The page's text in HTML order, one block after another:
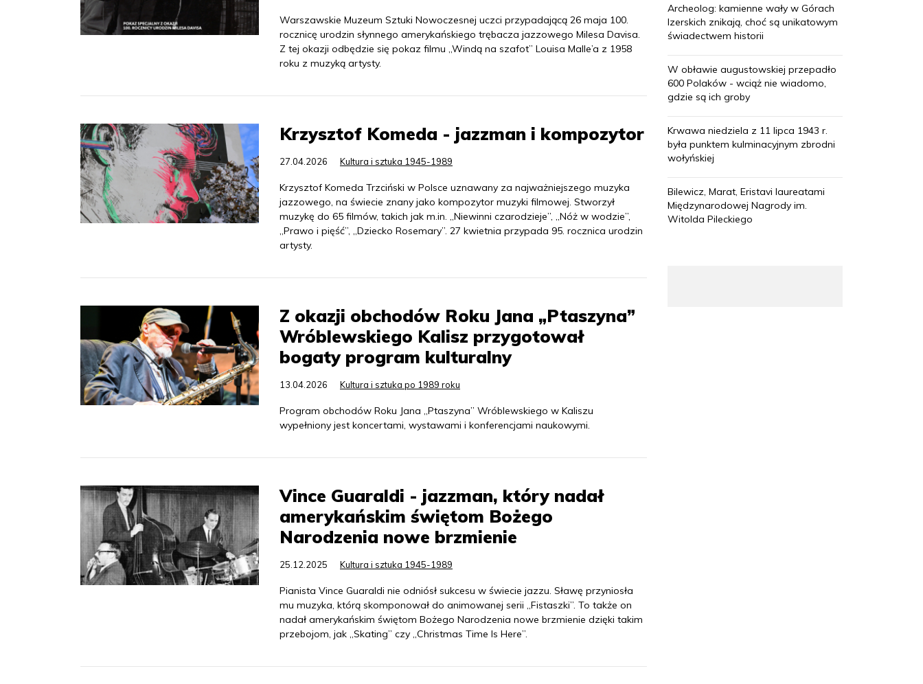
Warszawskie Muzeum Sztuki Nowoczesnej uczci przypadającą 26 maja 100.
rocznicę urodzin słynnego amerykańskiego trębacza jazzowego Milesa Davisa.
Z tej okazji odbędzie się pokaz filmu „Windą na szafot” Louisa Malle’a z 1958
roku z muzyką artysty.
Krzysztof Komeda - jazzman i kompozytor
27.04.2026 Kultura i sztuka 1945-1989
Krzysztof Komeda Trzciński w Polsce uznawany za najważniejszego muzyka
jazzowego, na świecie znany jako kompozytor muzyki filmowej. Stworzył
muzykę do 65 filmów, takich jak m.in. „Niewinni czarodzieje”, „Nóż w wodzie”,
„Prawo i pięść”, „Dziecko Rosemary”. 27 kwietnia przypada 95. rocznica urodzin
artysty.
Z okazji obchodów Roku Jana „Ptaszyna”
Wróblewskiego Kalisz przygotował
bogaty program kulturalny
13.04.2026 Kultura i sztuka po 1989 roku
Program obchodów Roku Jana „Ptaszyna” Wróblewskiego w Kaliszu
wypełniony jest koncertami, wystawami i konferencjami naukowymi.
Vince Guaraldi - jazzman, który nadał
amerykańskim świętom Bożego
Narodzenia nowe brzmienie
25.12.2025 Kultura i sztuka 1945-1989
Pianista Vince Guaraldi nie odniósł sukcesu w świecie jazzu. Sławę przyniosła
mu muzyka, którą skomponował do animowanej serii „Fistaszki”. To także on
nadał amerykańskim świętom Bożego Narodzenia nowe brzmienie dzięki takim
przebojom, jak „Skating” czy „Christmas Time Is Here”.
Archeolog: kamienne wały w Górach
Izerskich znikają, choć są unikatowym
świadectwem historii
W obławie augustowskiej przepadło
600 Polaków - wciąż nie wiadomo,
gdzie są ich groby
Krwawa niedziela z 11 lipca 1943 r.
była punktem kulminacyjnym zbrodni
wołyńskiej
Bilewicz, Marat, Eristavi laureatami
Międzynarodowej Nagrody im.
Witolda Pileckiego